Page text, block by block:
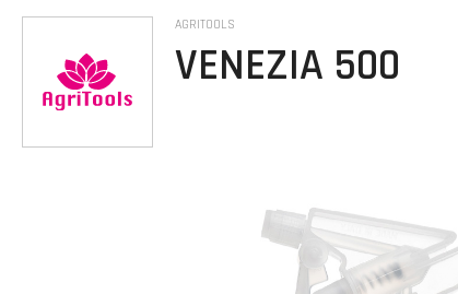
AGRITOOLS
VENEZIA 500